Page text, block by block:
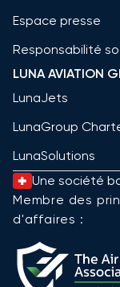
Espace presse
Responsabilité
LUNA AVIATION
LunaJets
LunaGroup
LunaSolutions
Une société
Membre des
d'affaires :